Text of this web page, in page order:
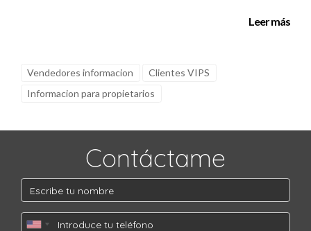
Leer más
Vendedores informacion
Clientes VIPS
Informacion para propietarios
Contáctame